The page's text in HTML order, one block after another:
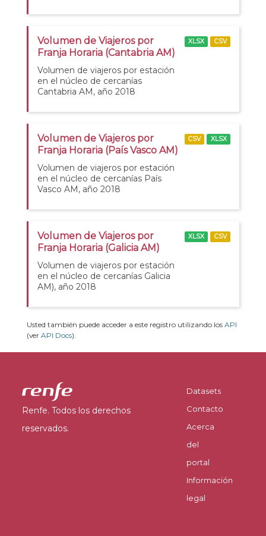
Volumen de Viajeros por
Franja Horaria (Cantabria AM)
Volumen de viajeros por estación
en el núcleo de cercanías
Cantabria AM, año 2018
XLSX CSV
Volumen de Viajeros por
Franja Horaria (País Vasco AM)
Volumen de viajeros por estación
en el núcleo de cercanías País
Vasco AM, año 2018
CSV XLSX
Volumen de Viajeros por
Franja Horaria (Galicia AM)
Volumen de viajeros por estación
en el núcleo de cercanías Galicia
AM), año 2018
XLSX CSV
Usted también puede acceder a este registro utilizando los API
(ver API Docs).
Renfe. Todos los derechos
reservados.
Datasets
Contacto
Acerca
del
portal
Información
legal